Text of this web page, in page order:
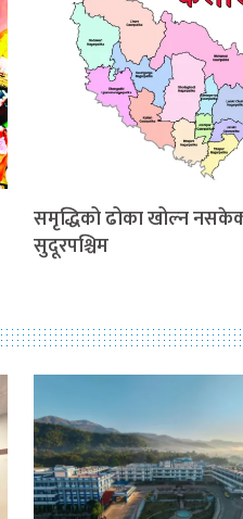
समृद्धिको ढोका खोल्न
सुदूरपश्चिम